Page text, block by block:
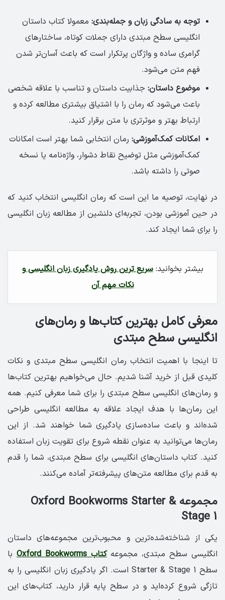
توجه به سادگی زبان و جمله‌بندی: معمولا کتاب داستان
انگلیسی سطح مبتدی دارای جملات کوتاه، ساختارهای
گرامری ساده و واژگان پرتکرار است که باعث آسان‌تر شدن
فهم متن می‌شود.
موضوع داستان: جذابیت داستان و تناسب با علاقه شخصی
باعث می‌شود که رمان را با اشتیاق بیشتری مطالعه کرده و
ارتباط بهتر و موثرتری با متن برقرار کنید.
امکانات کمک‌آموزشی: رمان انتخابی شما بهتر است امکانات
کمک‌آموزشی مثل توضیح نقاط دشوار، واژه‌نامه یا نسخه
صوتی را داشته باشد.
در نهایت، توصیه ما این است که رمان انگلیسی انتخاب کنید که
در حین آموزشی بودن، تجربه‌ای دلنشین از مطالعه زبان انگلیسی
را برای شما ایجاد کند.
بیشتر بخوانید:سریع ترین روش یادگیری زبان انگلیسی و
نکات مهم آن
معرفی کامل بهترین کتاب‌ها و رمان‌های
انگلیسی سطح مبتدی
تا اینجا با اهمیت انتخاب رمان انگلیسی سطح مبتدی و نکات
کلیدی قبل از خرید آشنا شدیم. حال می‌خواهیم بهترین کتاب‌ها
و رمان‌های انگلیسی سطح مبتدی را برای شما معرفی کنیم. همه
این رمان‌ها با هدف ایجاد علاقه به مطالعه انگلیسی طراحی
شده‌اند و باعث ساده‌سازی یادگیری شما خواهند شد. از این
رمان‌ها می‌توانید به عنوان نقطه شروع برای تقویت زبان استفاده
کنید. کتاب داستان‌های انگلیسی برای سطح مبتدی، شما را قدم
به قدم برای مطالعه متن‌های پیشرفته‌تر آماده می‌کنند.
مجموعه Oxford Bookworms Starter &
Stage 1
یکی از شناخته‌شده‌ترین و محبوب‌ترین مجموعه‌های داستان
انگلیسی سطح مبتدی، مجموعهکتاب Oxford Bookworms
با
سطح Starter & Stage 1 است. اگر یادگیری زبان انگلیسی را به
تازگی شروع کرده‌اید و در سطح پایه قرار دارید، کتاب‌های این